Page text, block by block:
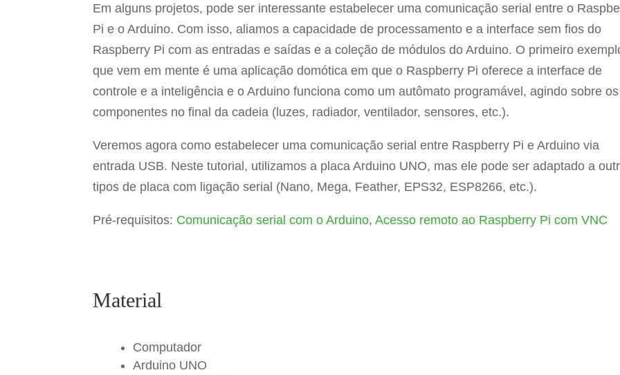
c
e
b
o
o
k
tt
er
er
e
st
ar
e
Em alguns projetos, pode ser interessante estabelecer uma comunicação serial entre o
Pi e o Arduino. Com isso, aliamos a capacidade de processamento e a interface sem fios do
Raspberry Pi com as entradas e saídas e a coleção de módulos do Arduino. O primeiro
que vem em mente é uma aplicação domótica em que o Raspberry Pi oferece a interface de
controle e a inteligência e o Arduino funciona como um autômato programável, agindo sobre os
componentes no final da cadeia (luzes, radiador, ventilador, sensores, etc.).
Veremos agora como estabelecer uma comunicação serial entre Raspberry Pi e Arduino via
entrada USB. Neste tutorial, utilizamos a placa Arduino UNO, mas ele pode ser adaptado a
tipos de placa com ligação serial (Nano, Mega, Feather, EPS32, ESP8266, etc.).
Pré-requisitos: Comunicação serial com o Arduino,Acesso remoto ao Raspberry Pi com VNC
Material
Computador
Arduino UNO